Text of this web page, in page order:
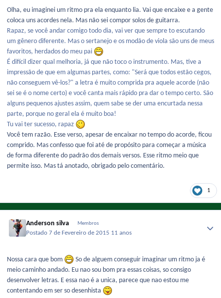
Olha, eu imaginei um ritmo pra ela enquanto lia. Vai que encaixe e a gente
coloca uns acordes nela. Mas não sei compor solos de guitarra.
Rapaz, se você andar comigo todo dia, vai ver que sempre to escutando
um gênero diferente. Mas o sertanejo e os modão de viola são uns de meus
favoritos, herdados do meu pai
É difícil dizer qual melhoria, já que não toco o instrumento. Mas, tive a
impressão de que em algumas partes, como: "Será que todos estão cegos,
não conseguem vê-los?" a letra é muito comprida pra aquele acorde (não
sei se é o nome certo) e você canta mais rápido pra dar o tempo certo. São
alguns pequenos ajustes assim, quem sabe se der uma encurtada nessa
parte, porque no geral ela é muito boa!
Tu vai ter sucesso, rapaz
Você tem razão. Esse verso, apesar de encaixar no tempo do acorde, ficou
comprido. Mas confesso que foi até de propósito para começar a música
de forma diferente do padrão dos demais versos. Esse ritmo meio que
permite isso. Mas tá anotado, obrigado pelo comentário.
1
Anderson silva Membros
Postado7 de Fevereiro de 2015 11 anos
Nossa cara que bom
So de alguem conseguir imaginar um ritmo ja é
meio caminho andado. Eu nao sou bom pra essas coisas, so consigo
desenvolver letras. E essa nao é a unica, parece que nao estou me
contentando em ser so desenhista